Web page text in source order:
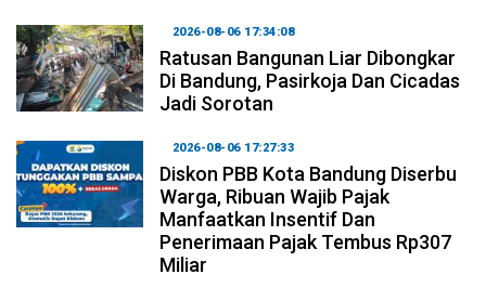
2026-08-06 17:34:08
Ratusan Bangunan Liar Dibongkar
Di Bandung, Pasirkoja Dan Cicadas
Jadi Sorotan
2026-08-06 17:27:33
Diskon PBB Kota Bandung Diserbu
Warga, Ribuan Wajib Pajak
Manfaatkan Insentif Dan
Penerimaan Pajak Tembus Rp307
Miliar